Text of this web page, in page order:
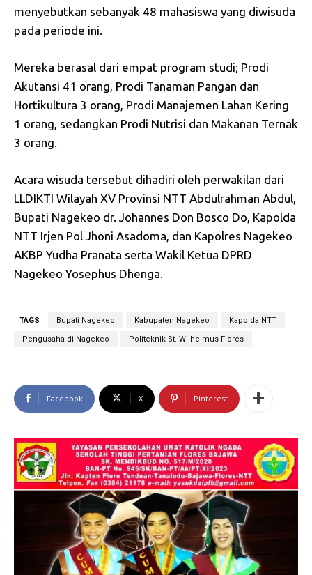
menyebutkan sebanyak 48 mahasiswa yang diwisuda
pada periode ini.
Mereka berasal dari empat program studi; Prodi
Akutansi 41 orang, Prodi Tanaman Pangan dan
Hortikultura 3 orang, Prodi Manajemen Lahan Kering
1 orang, sedangkan Prodi Nutrisi dan Makanan Ternak
3 orang.
Acara wisuda tersebut dihadiri oleh perwakilan dari
LLDIKTI Wilayah XV Provinsi NTT Abdulrahman Abdul,
Bupati Nagekeo dr. Johannes Don Bosco Do, Kapolda
NTT Irjen Pol Jhoni Asadoma, dan Kapolres Nagekeo
AKBP Yudha Pranata serta Wakil Ketua DPRD
Nagekeo Yosephus Dhenga.
TAGS Bupati Nagekeo Kabupaten Nagekeo Kapolda NTT
Pengusaha di Nagekeo Politeknik St. Wilhelmus Flores
Facebook X Pinterest